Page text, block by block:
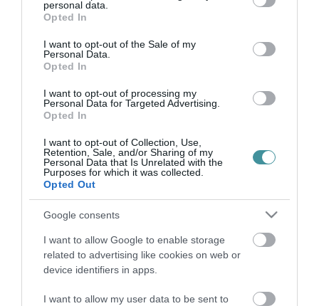
grant or deny consent to Google and its third-party tags to
use your data for below specified purposes in below Google
consent section.
personal data.
Opted In
I want to opt-out of the Sale of my
Personal Data.
Opted In
I want to opt-out of processing my
Personal Data for Targeted Advertising.
Opted In
I want to opt-out of Collection, Use,
Retention, Sale, and/or Sharing of my
Personal Data that Is Unrelated with the
Purposes for which it was collected.
Opted Out
Google consents
I want to allow Google to enable storage
related to advertising like cookies on web or
device identifiers in apps.
I want to allow my user data to be sent to
Pontosan két nappal ezelőtt, vasárnap délután tettünk ki egy
írást arról, hogy Egerben, a Ceglédi utcában az ott lakók
megelégelték, hogy egy hónapja nem történik semmi egy
csatorna ügyében. Enn...
ÖN HOGYAN OLDANÁ MEG EZT A PROBLÉMÁT?
2023. szeptember 27
Az egri Bem tábornok utcában unortodox módon hívták fel a
figyelmet egy csatornafedél-problémára. Mit gondolnak olvasóink,
mennyi idő alatt lesz megoldás? A most induló kátyuzási
programba beleférh...
REKORDIDŐ ALATT JAVÍTOTTÁK MEG A CSATORNAFEDELET
Még reggel írtunk pár sort és adtunk közre pár fotót a Bem
tábornok utcai csatornafedélről, most délben már dolgoznak is a
probléma megoldásán. Előtte. Most. ...